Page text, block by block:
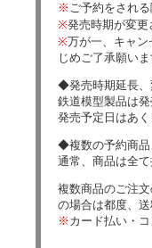
※ ご予約をされ
※発売時期が変更
※万が一、キャ
じめご了承願いま
◆発売時期延長、
鉄道模型製品は発
発売予定日はあく
◆複数の予約商品
通常、商品は全
複数商品のご注
の場合は都度、
※ カード払い・